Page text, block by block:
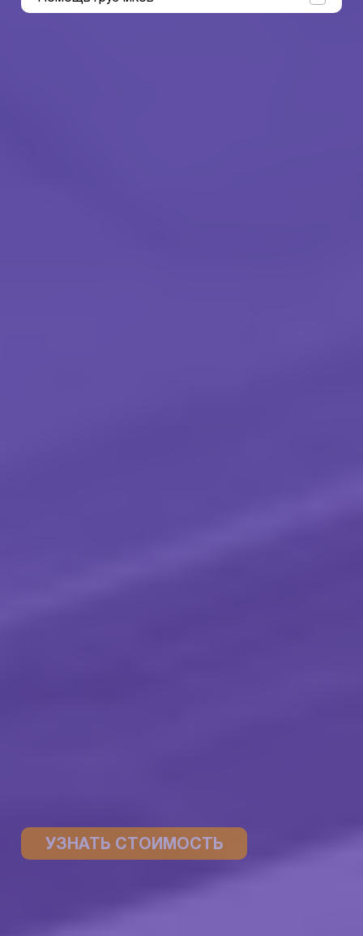
УЗНАТЬ СТОИМОСТЬ